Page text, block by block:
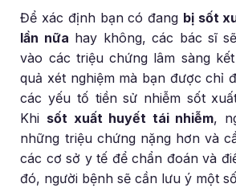
Để xác định bạn có đang bị sốt
lần nữa hay không, các bác sĩ
vào các triệu chứng lâm sàng
quả xét nghiệm mà bạn được chỉ
các yếu tố tiền sử nhiễm sốt
Khi sốt xuất huyết tái nhiễm,
những triệu chứng nặng hơn và
các cơ sở y tế để chẩn đoán và
đó, người bệnh sẽ cần lưu ý một